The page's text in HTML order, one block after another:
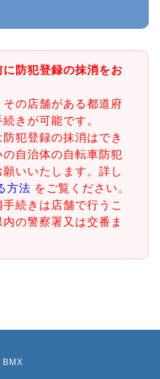
防犯登録の抹消をお
の店舗がある都道府
きが可能です。
犯登録の抹消はでき
自治体の自転車防犯
いいたします。詳し
方法 をご覧ください。
続きは店舗で行うこ
の警察署又は交番ま
BMX